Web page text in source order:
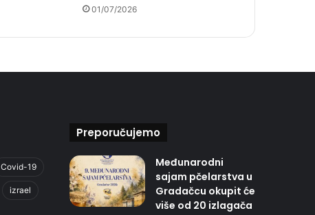
01/07/2026
Covid-19
izrael
Preporučujemo
Međunarodni
sajam pčelarstva u
Gradačcu okupit će
više od 20 izlagača